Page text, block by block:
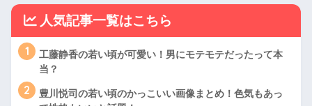
人気記事一覧はこちら
1
工藤静香の若い頃が可愛い！男にモテモテだったって本
当？
2
豊川悦司の若い頃のかっこいい画像まとめ！色気もあっ